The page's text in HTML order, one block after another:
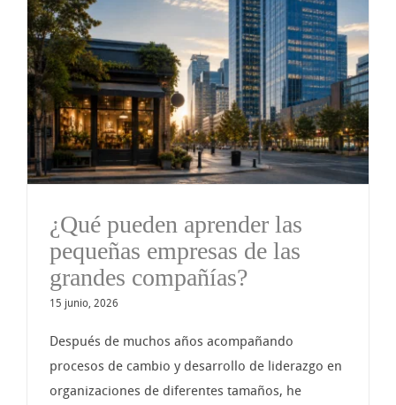
¿Qué pueden aprender las
pequeñas empresas de las
grandes compañías?
15 junio, 2026
Después de muchos años acompañando
procesos de cambio y desarrollo de liderazgo en
organizaciones de diferentes tamaños, he